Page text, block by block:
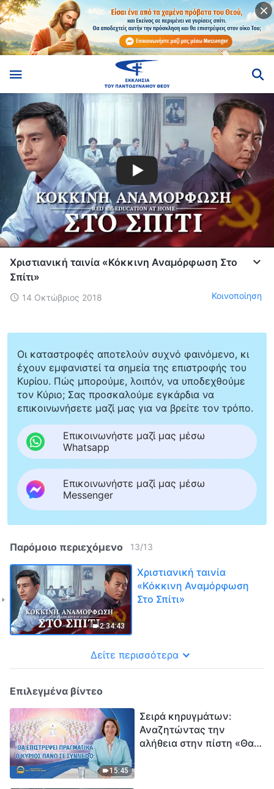
Χριστιανική ταινία «Κόκκινη Αναμόρφωση Στο
Σπίτι»
14 Οκτώβριος 2018 Κοινοποίηση
Οι καταστροφές αποτελούν συχνό φαινόμενο, κι
έχουν εμφανιστεί τα σημεία της επιστροφής του
Κυρίου. Πώς μπορούμε, λοιπόν, να υποδεχθούμε
τον Κύριο; Σας προσκαλούμε εγκάρδια να
επικοινωνήσετε μαζί μας για να βρείτε τον τρόπο.
Επικοινωνήστε μαζί μας μέσω
Whatsapp
Επικοινωνήστε μαζί μας μέσω
Messenger
Παρόμοιο περιεχόμενο 13/13
2:34:43
Χριστιανική ταινία
«Κόκκινη Αναμόρφωση
Στο Σπίτι»
Δείτε περισσότερα
Επιλεγμένα βίντεο
15:45
Σειρά κηρυγμάτων:
Αναζητώντας την
αλήθεια στην πίστη «Θα